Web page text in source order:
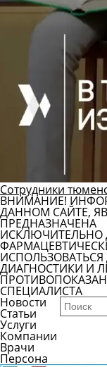
Сотрудники
ВНИМАНИЕ!
ДАННОМ САЙТЕ,
ПРЕДНАЗНАЧЕНА
ИСКЛЮЧИТЕЛЬНО
ДИАГНОСТИКИ И
СПЕЦИАЛИСТА
Новости
Статьи
Услуги
Компании
Врачи
Персона